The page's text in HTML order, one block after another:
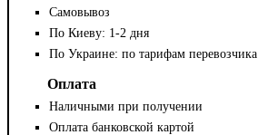
Самовывоз
По Киеву: 1-2 дня
По Украине: по тарифам перевозчика
Оплата
Наличными при получении
Оплата банковской картой